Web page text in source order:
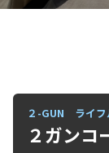
２-GUN ライフ
２ガンコ